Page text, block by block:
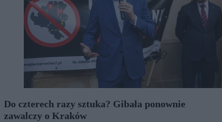
Do czterech razy sztuka? Gibała ponownie
zawalczy o Kraków